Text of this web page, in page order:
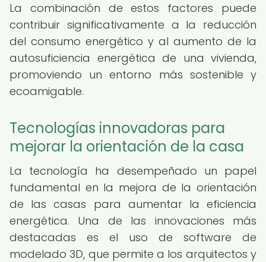
La combinación de estos factores puede
contribuir significativamente a la reducción
del consumo energético y al aumento de la
autosuficiencia energética de una vivienda,
promoviendo un entorno más sostenible y
ecoamigable.
Tecnologías innovadoras para
mejorar la orientación de la casa
La tecnología ha desempeñado un papel
fundamental en la mejora de la orientación
de las casas para aumentar la eficiencia
energética. Una de las innovaciones más
destacadas es el uso de software de
modelado 3D, que permite a los arquitectos y